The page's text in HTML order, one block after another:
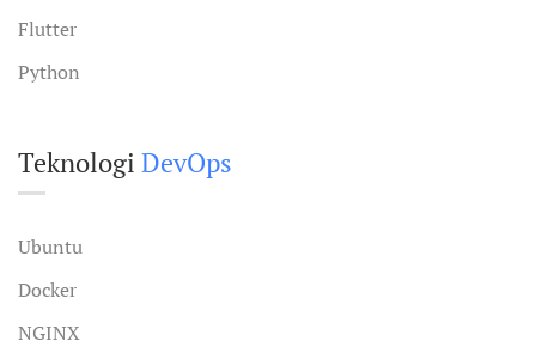
Flutter
Python
Teknologi DevOps
Ubuntu
Docker
NGINX